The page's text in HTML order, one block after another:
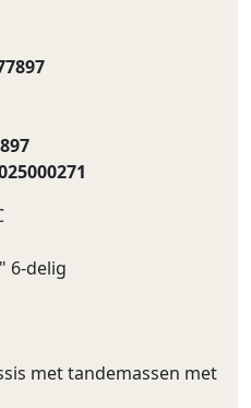
6-delig
met tandemassen met